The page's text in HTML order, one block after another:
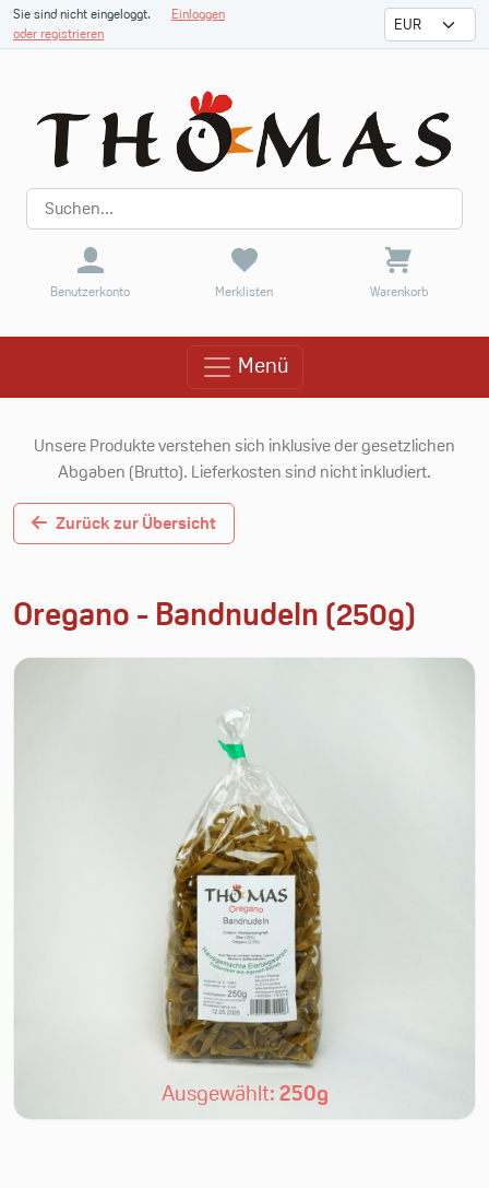
Sie sind nicht eingeloggt.
Einloggen
oder registrieren
Benutzerkonto Merklisten Warenkorb
MenüMenü
Unsere Produkte verstehen sich inklusive der gesetzlichen
Abgaben (Brutto). Lieferkosten sind nicht inkludiert.
Zurück zur Übersicht
Oregano - Bandnudeln (250g)
Ausgewählt:250g